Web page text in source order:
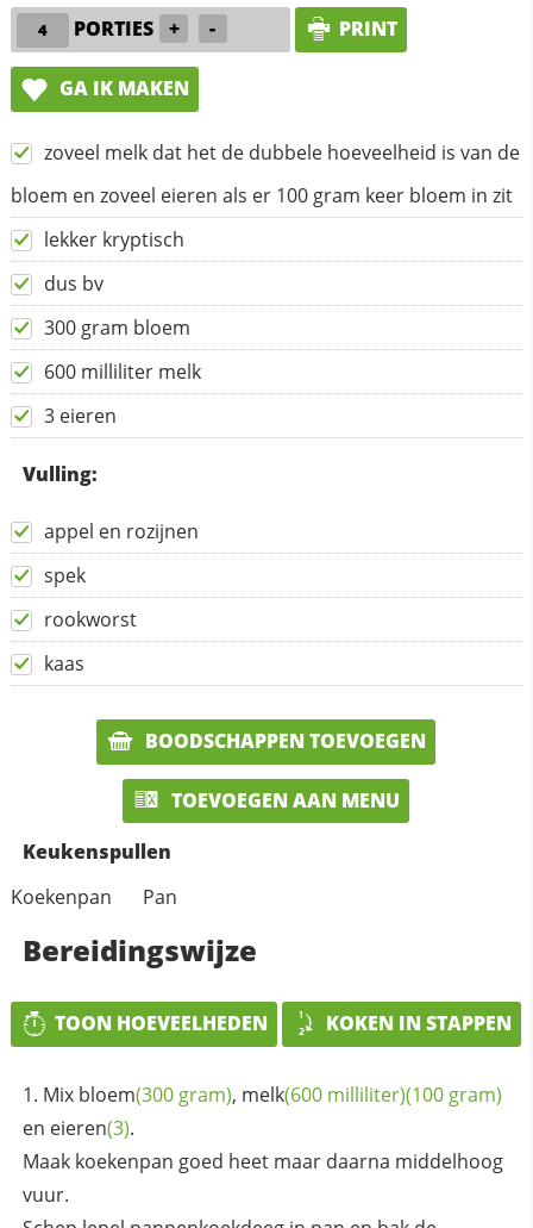
PORTIES + - PRINT
GA IK MAKEN
zoveel melk dat het de dubbele hoeveelheid is van de
bloem en zoveel eieren als er 100 gram keer bloem in zit
lekker kryptisch
dus bv
300 gram bloem
600 milliliter melk
3 eieren
Vulling:
appel en rozijnen
spek
rookworst
kaas
BOODSCHAPPEN TOEVOEGEN
TOEVOEGEN AAN MENU
Keukenspullen
Koekenpan
Pan
Bereidingswijze
TOON HOEVEELHEDEN KOKEN IN STAPPEN
Mix bloem(300 gram), melk(600 milliliter)(100 gram)
en eieren(3).
Maak koekenpan goed heet maar daarna middelhoog
vuur.